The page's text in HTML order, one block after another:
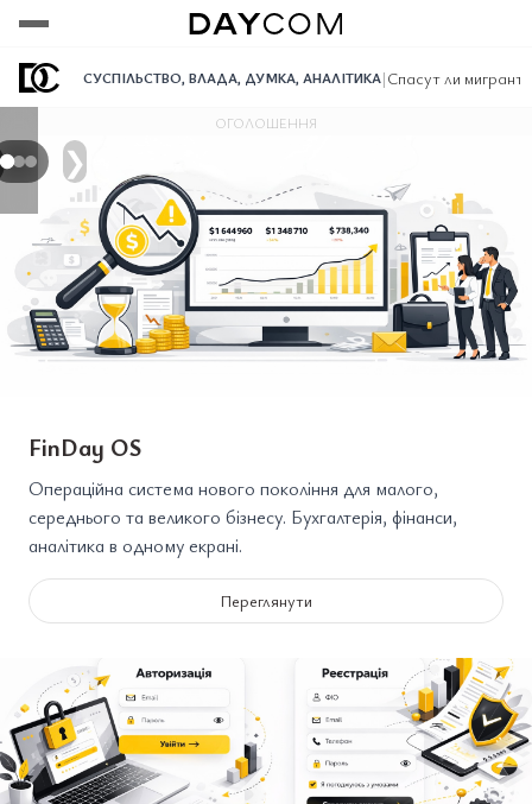
СУСПІЛЬСТВО, ВЛАДА, ДУМКА, АНАЛІТИКА|Спасут ли
❯
ОГОЛОШЕННЯ
FinDay OS
Операційна система нового покоління для малого,
середнього та великого бізнесу. Бухгалтерія, фінанси,
аналітика в одному екрані.
Переглянути